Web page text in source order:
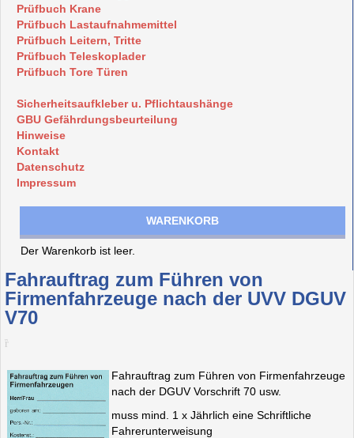
Prüfbuch Krane
Prüfbuch Lastaufnahmemittel
Prüfbuch Leitern, Tritte
Prüfbuch Teleskoplader
Prüfbuch Tore Türen
Sicherheitsaufkleber u. Pflichtaushänge
GBU Gefährdungsbeurteilung
Hinweise
Kontakt
Datenschutz
Impressum
WARENKORB
Der Warenkorb ist leer.
Fahrauftrag zum Führen von
Firmenfahrzeuge nach der UVV DGUV
V70
Fahrauftrag zum Führen von Firmenfahrzeuge
nach der DGUV Vorschrift 70 usw.
muss mind. 1 x Jährlich eine Schriftliche
Fahrerunterweisung